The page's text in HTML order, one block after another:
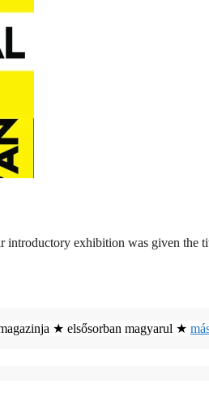
exhibition was given the
★ elsősorban magyarul ★